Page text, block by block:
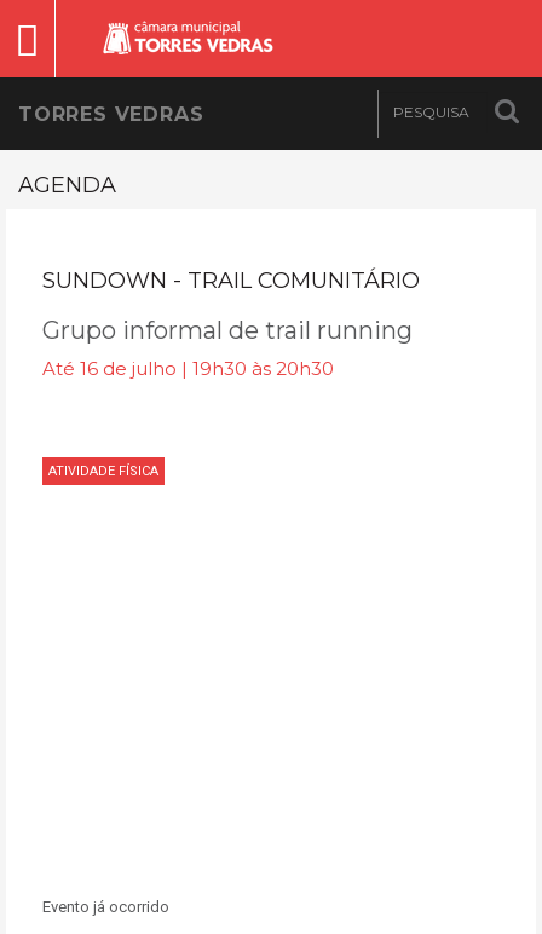
TORRES VEDRAS
AGENDA
SUNDOWN - TRAIL COMUNITÁRIO
Grupo informal de trail running
Até 16 de julho | 19h30 às 20h30
ATIVIDADE FÍSICA
Evento já ocorrido